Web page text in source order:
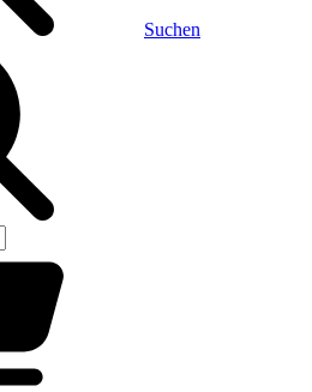
Suchen